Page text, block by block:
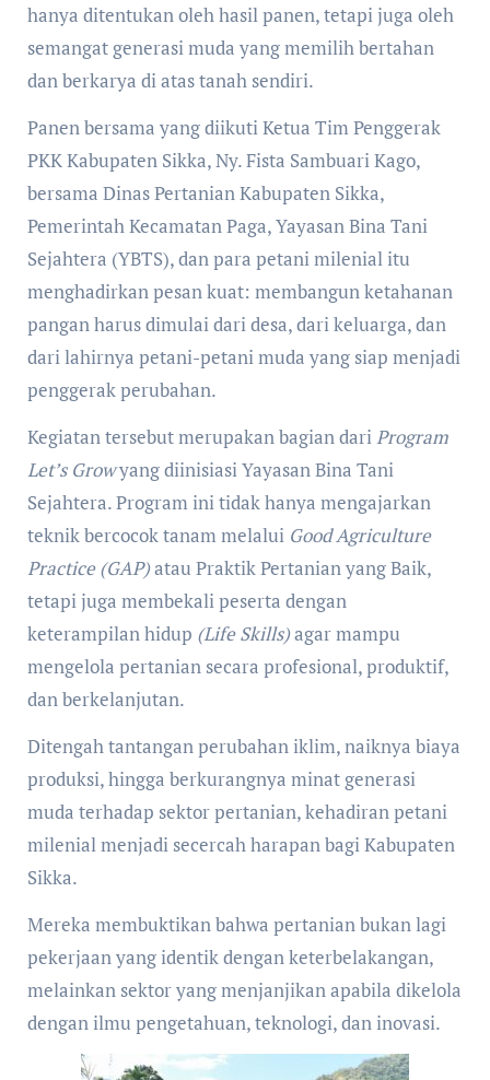
hanya ditentukan oleh hasil panen, tetapi juga oleh
semangat generasi muda yang memilih bertahan
dan berkarya di atas tanah sendiri.
Panen bersama yang diikuti Ketua Tim Penggerak
PKK Kabupaten Sikka, Ny. Fista Sambuari Kago,
bersama Dinas Pertanian Kabupaten Sikka,
Pemerintah Kecamatan Paga, Yayasan Bina Tani
Sejahtera (YBTS), dan para petani milenial itu
menghadirkan pesan kuat: membangun ketahanan
pangan harus dimulai dari desa, dari keluarga, dan
dari lahirnya petani-petani muda yang siap menjadi
penggerak perubahan.
Kegiatan tersebut merupakan bagian dariProgram
Let’s Growyang diinisiasi Yayasan Bina Tani
Sejahtera. Program ini tidak hanya mengajarkan
teknik bercocok tanam melalui Good Agriculture
Practice (GAP)atau Praktik Pertanian yang Baik,
tetapi juga membekali peserta dengan
keterampilan hidup (Life Skills)agar mampu
mengelola pertanian secara profesional, produktif,
dan berkelanjutan.
Ditengah tantangan perubahan iklim, naiknya biaya
produksi, hingga berkurangnya minat generasi
muda terhadap sektor pertanian, kehadiran petani
milenial menjadi secercah harapan bagi Kabupaten
Sikka.
Mereka membuktikan bahwa pertanian bukan lagi
pekerjaan yang identik dengan keterbelakangan,
melainkan sektor yang menjanjikan apabila dikelola
dengan ilmu pengetahuan, teknologi, dan inovasi.